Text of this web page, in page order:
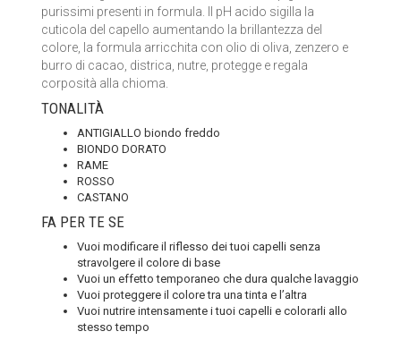
LE FATE BIO
NEVE COSMETICS
PHITOFILOS
PUROBIO COSMETICS
TEK ITALY
VILLA LODOLA
purissimi presenti in formula. Il pH acido sigilla la
cuticola del capello aumentando la brillantezza del
colore, la formula arricchita con olio di oliva, zenzero e
burro di cacao, districa, nutre, protegge e regala
corposità alla chioma.
TONALITÀ
ANTIGIALLO biondo freddo
BIONDO DORATO
RAME
ROSSO
CASTANO
FA PER TE SE
Vuoi modificare il riflesso dei tuoi capelli senza
stravolgere il colore di base
Vuoi un effetto temporaneo che dura qualche lavaggio
Vuoi proteggere il colore tra una tinta e l’altra
Vuoi nutrire intensamente i tuoi capelli e colorarli allo
stesso tempo